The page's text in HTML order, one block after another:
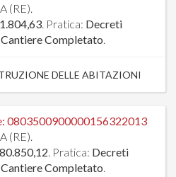
(RE).
. Pratica: Decreti
Cantiere Completato.
DELLE ABITAZIONI
0803500900000156322013
(RE).
. Pratica: Decreti
Cantiere Completato.